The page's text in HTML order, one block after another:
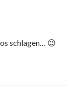
schlagen… 😉